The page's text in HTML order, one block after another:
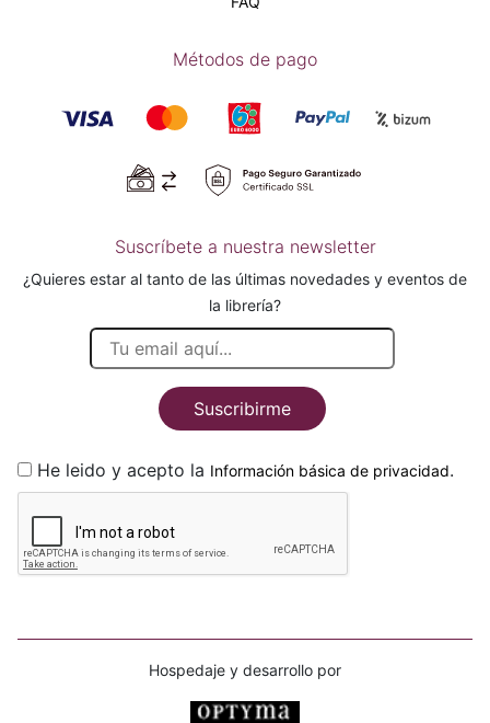
Métodos de pago
Suscríbete a nuestra newsletter
¿Quieres estar al tanto de las últimas novedades y eventos de
la librería?
Suscribirme
He leido y acepto la Información básica de privacidad.
Hospedaje y desarrollo por